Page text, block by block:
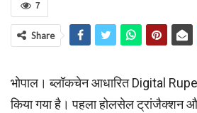
7
Share
भोपाल। ब्लॉकचेन आधारित Digital
किया गया है। पहला होलसेल ट्रांजैक्शन